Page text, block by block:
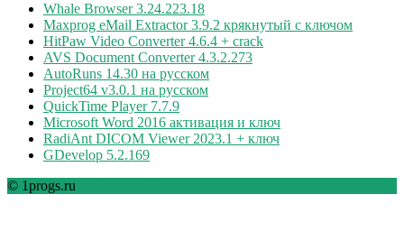
Whale Browser 3.24.223.18
Maxprog eMail Extractor 3.9.2 крякнутый c ключом
HitPaw Video Converter 4.6.4 + crack
AVS Document Converter 4.3.2.273
AutoRuns 14.30 на русском
Project64 v3.0.1 на русском
QuickTime Player 7.7.9
Microsoft Word 2016 активация и ключ
RadiAnt DICOM Viewer 2023.1 + ключ
GDevelop 5.2.169
© 1progs.ru